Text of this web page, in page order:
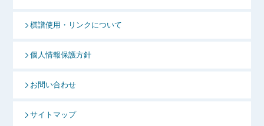
棋譜使用・リンクについて
個人情報保護方針
お問い合わせ
サイトマップ